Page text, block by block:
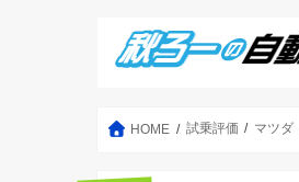
HOME 試乗評価 マツダ